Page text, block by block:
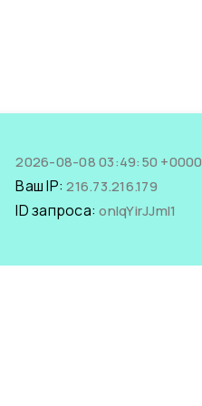
2026-08-08 03:49:50 +0000
Ваш IP:216.73.216.179
ID запроса:onIqYirJJmI1